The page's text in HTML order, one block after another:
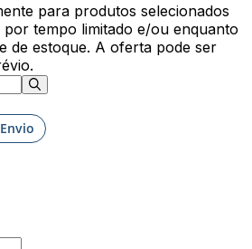
para produtos selecionados
tempo limitado e/ou enquanto
de estoque. A oferta pode ser